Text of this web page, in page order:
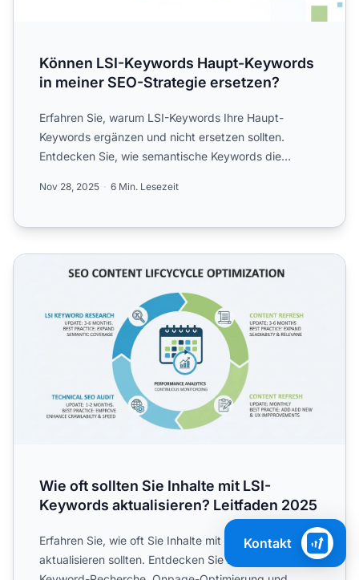
Können LSI-Keywords Haupt-Keywords
in meiner SEO-Strategie ersetzen?
Erfahren Sie, warum LSI-Keywords Ihre Haupt-
Keywords ergänzen und nicht ersetzen sollten.
Entdecken Sie, wie semantische Keywords die
Nov 28, 2025 6 Min. Lesezeit
Wie oft sollten Sie Inhalte mit LSI-Keywords
Wie oft sollten Sie Inhalte mit LSI-
Keywords aktualisieren? Leitfaden 2025
Erfahren Sie, wie oft Sie Inhalte mit LSI-Keywords
aktualisieren sollten. Entdecken Sie Best Practices für
Kontakt